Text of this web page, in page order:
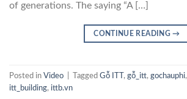
of generations. The saying “A […]
CONTINUE READING→
Posted in Video Tagged Gỗ ITT , gỗ_itt, gochauphi,
itt_building, ittb.vn